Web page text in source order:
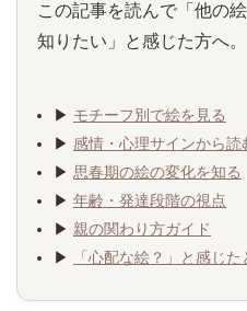
この記事を読んで「他の
知りたい」と感じた方へ。
▶ モチーフ別で絵を見る
▶ 感情・心理サインから読
▶ 思春期の絵の変化を知る
▶ 年齢・発達段階の視点
▶ 親の関わり方ガイド
▶
「心配な絵？」と感じた